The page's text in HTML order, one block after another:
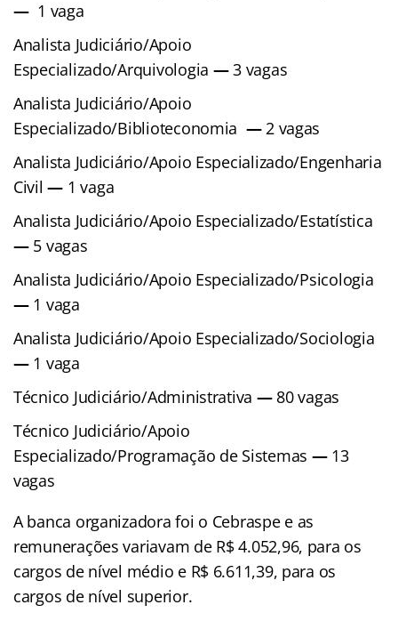
—1 vaga
Analista Judiciário/Apoio
Especializado/Arquivologia —3 vagas
Analista Judiciário/Apoio
Especializado/Biblioteconomia —2 vagas
Analista Judiciário/Apoio Especializado/Engenharia
Civil— 1 vaga
Analista Judiciário/Apoio Especializado/Estatística
—5 vagas
Analista Judiciário/Apoio Especializado/Psicologia
— 1 vaga
Analista Judiciário/Apoio Especializado/Sociologia
— 1 vaga
Técnico Judiciário/Administrativa — 80 vagas
Técnico Judiciário/Apoio
Especializado/Programação de Sistemas — 13
vagas
A banca organizadora foi o Cebraspe e as
remunerações variavam de R$ 4.052,96, para os
cargos de nível médio e R$ 6.611,39, para os
cargos de nível superior.